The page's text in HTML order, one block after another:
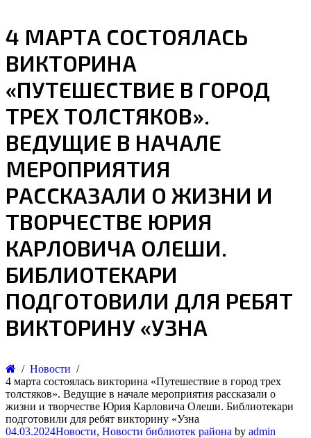
4 МАРТА СОСТОЯЛАСЬ
ВИКТОРИНА
«ПУТЕШЕСТВИЕ В ГОРОД
ТРЕХ ТОЛСТЯКОВ».
ВЕДУЩИЕ В НАЧАЛЕ
МЕРОПРИЯТИЯ
РАССКАЗАЛИ О ЖИЗНИ И
ТВОРЧЕСТВЕ ЮРИЯ
КАРЛОВИЧА ОЛЕШИ.
БИБЛИОТЕКАРИ
ПОДГОТОВИЛИ ДЛЯ РЕБЯТ
ВИКТОРИНУ «УЗНА
Новости
4 марта состоялась викторина «Путешествие в город трех
толстяков». Ведущие в начале мероприятия рассказали о
жизни и творчестве Юрия Карловича Олеши. Библиотекари
подготовили для ребят викторину «Узна
04.03.2024Новости, Новости библиотек района by admin